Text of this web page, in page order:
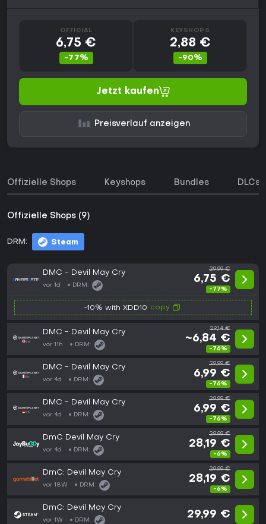
OFFICIAL
6,75 €
-77%
KEYSHOPS
2,88 €
-90%
Jetzt kaufen
Preisverlauf anzeigen
Offizielle Shops Keyshops Bundles DLCs
Offizielle Shops (9)
DRM: Steam
DMC - Devil May Cry
vor 1d DRM:
29,99 €
6,75 €
-77%
-10% with XDD10 copy
DMC - Devil May Cry
vor 11h DRM:
29,14 €
~6,84 €
-76%
DMC - Devil May Cry
vor 4d DRM:
29,99 €
6,99 €
-76%
DMC - Devil May Cry
vor 4d DRM:
29,99 €
6,99 €
-76%
DmC Devil May Cry
vor 4d DRM:
29,99 €
28,19 €
-6%
DmC: Devil May Cry
vor 18W DRM:
29,99 €
28,19 €
-6%
DmC: Devil May Cry
vor 1W DRM:
29,99 €